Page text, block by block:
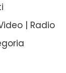
| Radio